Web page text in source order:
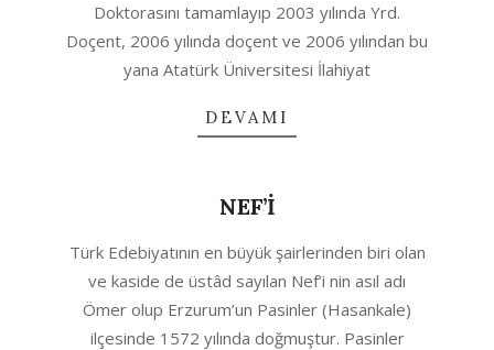
Doktorasını tamamlayıp 2003 yılında Yrd.
Doçent, 2006 yılında doçent ve 2006 yılından bu
yana Atatürk Üniversitesi İlahiyat
DEVAMI
NEF’İ
08-
Türk Edebiyatının en büyük şairlerinden biri olan
ve kaside de üstâd sayılan Nef’i nin asıl adı
Ömer olup Erzurum’un Pasinler (Hasankale)
ilçesinde 1572 yılında doğmuştur. Pasinler